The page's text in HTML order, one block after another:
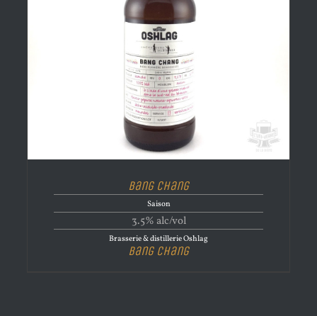
Bang Chang
Saison
3.5% alc/vol
Brasserie & distillerie Oshlag
Bang Chang